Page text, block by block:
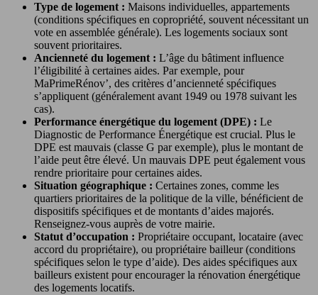
Type de logement : Maisons individuelles, appartements
(conditions spécifiques en copropriété, souvent nécessitant un
vote en assemblée générale). Les logements sociaux sont
souvent prioritaires.
Ancienneté du logement : L’âge du bâtiment influence
l’éligibilité à certaines aides. Par exemple, pour
MaPrimeRénov’, des critères d’ancienneté spécifiques
s’appliquent (généralement avant 1949 ou 1978 suivant les
cas).
Performance énergétique du logement (DPE) : Le
Diagnostic de Performance Énergétique est crucial. Plus le
DPE est mauvais (classe G par exemple), plus le montant de
l’aide peut être élevé. Un mauvais DPE peut également vous
rendre prioritaire pour certaines aides.
Situation géographique : Certaines zones, comme les
quartiers prioritaires de la politique de la ville, bénéficient de
dispositifs spécifiques et de montants d’aides majorés.
Renseignez-vous auprès de votre mairie.
Statut d’occupation : Propriétaire occupant, locataire (avec
accord du propriétaire), ou propriétaire bailleur (conditions
spécifiques selon le type d’aide). Des aides spécifiques aux
bailleurs existent pour encourager la rénovation énergétique
des logements locatifs.